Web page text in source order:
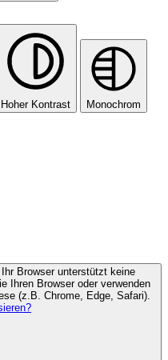
Hoher Kontrast Monochrom
Ihr Browser unterstützt keine
Ihren Browser oder verwenden
(z.B. Chrome, Edge, Safari).